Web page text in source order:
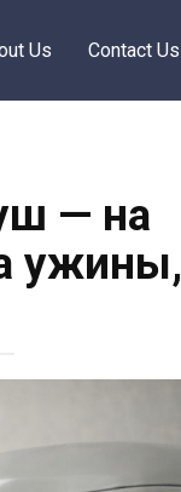
Us Contact Us
— на
ужины,